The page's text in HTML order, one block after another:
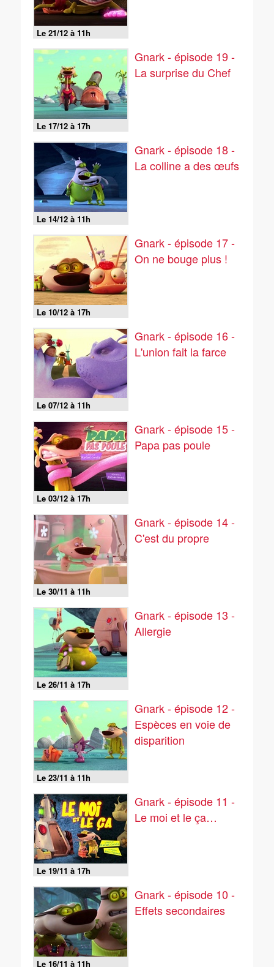
Le 21/12 à 11h
Le 17/12 à 17h
Gnark - épisode 19 -
La surprise du Chef
Le 14/12 à 11h
Gnark - épisode 18 -
La colline a des œufs
Le 10/12 à 17h
Gnark - épisode 17 -
On ne bouge plus !
Le 07/12 à 11h
Gnark - épisode 16 -
L'union fait la farce
Le 03/12 à 17h
Gnark - épisode 15 -
Papa pas poule
Le 30/11 à 11h
Gnark - épisode 14 -
C'est du propre
Le 26/11 à 17h
Gnark - épisode 13 -
Allergie
Le 23/11 à 11h
Gnark - épisode 12 -
Espèces en voie de
disparition
Le 19/11 à 17h
Gnark - épisode 11 -
Le moi et le ça…
Le 16/11 à 11h
Gnark - épisode 10 -
Effets secondaires